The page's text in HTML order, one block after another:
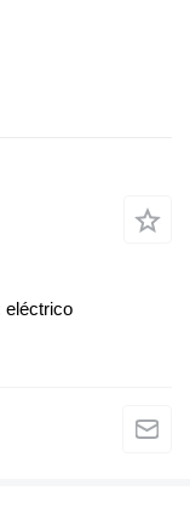
eléctrico